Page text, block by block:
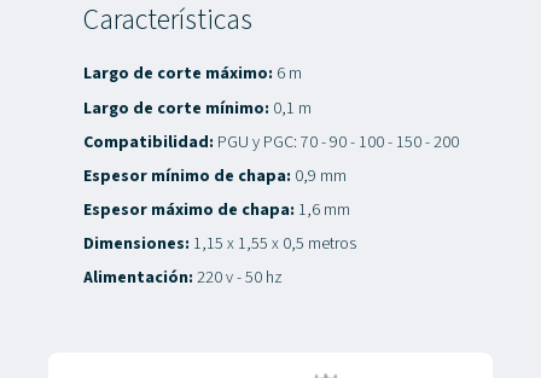
Características
Largo de corte máximo: 6 m
Largo de corte mínimo: 0,1 m
Compatibilidad: PGU y PGC: 70 - 90 - 100 - 150 - 200
Espesor mínimo de chapa: 0,9 mm
Espesor máximo de chapa: 1,6 mm
Dimensiones: 1,15 x 1,55 x 0,5 metros
Alimentación: 220 v - 50 hz